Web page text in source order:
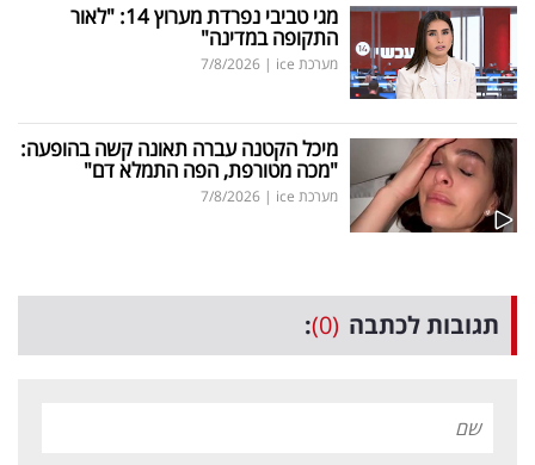
מגי טביבי נפרדת מערוץ 14: "לאור
התקופה במדינה"
מערכת ice |
7/8/2026
מיכל הקטנה עברה תאונה קשה בהופעה:
"מכה מטורפת, הפה התמלא דם"
מערכת ice |
7/8/2026
תגובות לכתבה (0)
: